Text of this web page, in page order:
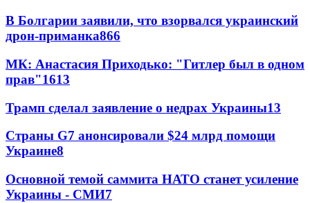
В Болгарии заявили, что взорвался украинский
дрон-приманка866
МК: Анастасия Приходько: "Гитлер был в одном
прав"1613
Трамп сделал заявление о недрах Украины13
Страны G7 анонсировали $24 млрд помощи
Украине8
Основной темой саммита НАТО станет усиление
Украины - СМИ7